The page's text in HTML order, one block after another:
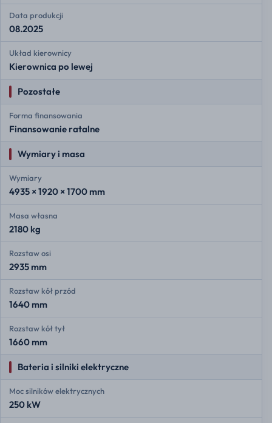
Data produkcji
08.2025
Układ kierownicy
Kierownica po lewej
Pozostałe
Forma finansowania
Finansowanie ratalne
Wymiary i masa
Wymiary
4935 × 1920 × 1700 mm
Masa własna
2180 kg
Rozstaw osi
2935 mm
Rozstaw kół przód
1640 mm
Rozstaw kół tył
1660 mm
Bateria i silniki elektryczne
Moc silników elektrycznych
250 kW